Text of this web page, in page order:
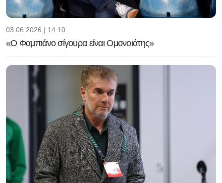
03.06.2026 | 14:10
«Ο Φαμπιάνο σίγουρα είναι Ομονοιάτης»